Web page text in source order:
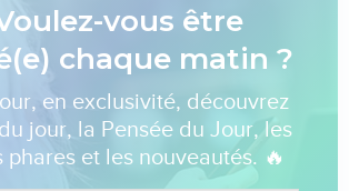
vous être
chaque matin ?
en exclusivité, découvrez
jour, la Pensée du Jour, les
phares et les nouveautés. 🔥